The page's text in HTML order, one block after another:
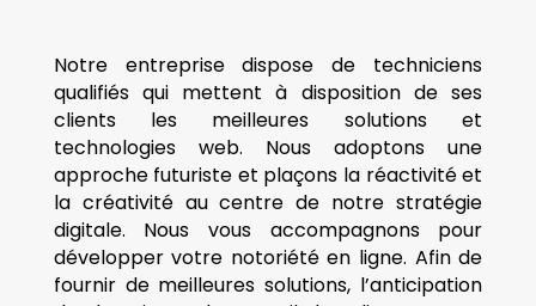
Notre entreprise dispose de techniciens
qualifiés qui mettent à disposition de ses
clients les meilleures solutions et
technologies web. Nous adoptons une
approche futuriste et plaçons la réactivité et
la créativité au centre de notre stratégie
digitale. Nous vous accompagnons pour
développer votre notoriété en ligne. Afin de
fournir de meilleures solutions, l’anticipation